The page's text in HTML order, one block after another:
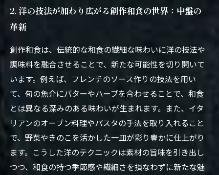
2. 洋の技法が加わり広がる創作和食の世界：中盤の
革新
創作和食は、伝統的な和食の繊細な味わいに洋の技法や
調味料を融合させることで、新たな可能性を切り開いて
います。例えば、フレンチのソース作りの技法を用い
て、旬の魚介にバターやハーブを合わせることで、和食
とは異なる深みのある味わいが生まれます。また、イタ
リアンのオーブン料理やパスタの手法を取り入れること
で、野菜やきのこを活かした一皿が彩り豊かに仕上がり
ます。こうした洋のテクニックは素材の旨味を引き出し
つつ、和食の持つ季節感や繊細さを損なわずに新たな魅